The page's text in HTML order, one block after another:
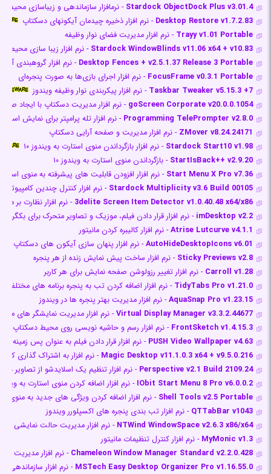
Stardock ObjectDock Plus v3.01.4 - نرم‎افزار سازماندهی و زیباسازی محیط دسکتاپ
Desktop Restore v1.7.2.83 - نرم افزار ذخیره چیدمان آیکون‎های دسکتاپ
Trayy v1.01 Portable - نرم افزار مدیریت فضای نوار وظیفه
Stardock WindowBlinds v11.06 x64 + v10.83 - نرم افزار زیبا سازی محیط
Desktop Fences + v2.5.1.37 Release 3 Portable - نرم افزار گروه‎بندی آیکون‎ها در دسکتاپ
FocusFrame v0.3.1 Portable - نرم افزار اجرای بازی‌ها به صورت پنجره‌ای
7+ Taskbar Tweaker v5.15.3
- نرم افزار پیکربندی نوار وظیفه ویندوز
goScreen Corporate v20.0.0.1054 - نرم افزار مدیریت دسکتاپ با ایجاد
Programming TelePrompter v2.8.0 - نرم افزار تله پرامپتر برای نمایش
ZMover v8.24.24171 - نرم افزار مدیریت و صفحه آرایی دسکتاپ
Stardock Start10 v1.98 - نرم افزار بازگرداندن منوی استارت به ویندوز ۱۰
StartIsBack++ v2.9.20 - بازگرداندن منوی استارت به ویندوز ۱۰
Start Menu X Pro v7.36 - نرم افزار افزودن قابلیت های پیشرفته به منوی
Stardock Multiplicity v3.6 Build 00105 - نرم افزار کنترل چندین
3delite Screen Item Detector v1.0.40.48 x64/x86 - نرم افزار نظارت بر
imDesktop v2.2 - نرم افزار قرار دادن فیلم، موزیک و تصاویر متحرک برای
Atrise Lutcurve v4.1.1- نرم افزار کالیبره کردن مانیتور
AutoHideDesktopIcons v6.01- نرم افزار پنهان سازی آیکون های دسکتاپ
Sticky Previews v2.8 - نرم افزار ساخت پیش نمایش زنده از هر پنجره
Carroll v1.28 - نرم افزار تغییر رزولوشن صفحه نمایش برای هر کاربر
TidyTabs Pro v1.21.0 - نرم افزار اضافه کردن تب به پنجره برنامه های مختلف
AquaSnap Pro v1.23.15- نرم افزار مدیریت بهتر پنجره ها در ویندوز
Virtual Display Manager v3.3.2.44677- نرم افزار مدیریت نمایشگر های
FrontSketch v1.4.15.3 - نرم افزار رسم و حاشیه نویسی روی محیط دسکتاپ و
PUSH Video Wallpaper v4.63 - نرم افزار قرار دادن فیلم به عنوان پس زمینه
Magic Desktop v11.1.0.3 x64 + v9.5.0.216 - نرم افزار به اشتراک گذاری
Perspective v2.1 Build 2109.24 - نرم افزار تنظیم یک اسلایدشو از تصاویر
IObit Start Menu 8 Pro v6.0.0.2 - نرم افزار اضافه کردن منوی استارت به ویندوز ۸ و
Shell Tools v2.5 Portable - نرم افزار اضافه کردن ویژگی های جدید به منوی
QTTabBar v1043 - نرم افزار تب بندی پنجره های اکسپلورر ویندوز
NTWind WindowSpace v2.6.3 x86/x64 - نرم افزار مدیریت حالت نمایشی
MyMonic v1.3 - نرم افزار کنترل تنظیمات مانیتور
Chameleon Window Manager Standard v2.2.0.428 - نرم افزار مدیریت
MSTech Easy Desktop Organizer Pro v1.16.55.0 - نرم افزار